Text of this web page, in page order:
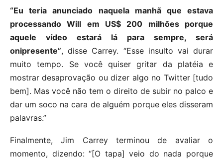
“Eu teria anunciado naquela manhã que estava
processando Will em US$ 200 milhões porque
aquele vídeo estará lá para sempre, será
onipresente”, disse Carrey. “Esse insulto vai durar
muito tempo. Se você quiser gritar da platéia e
mostrar desaprovação ou dizer algo no Twitter [tudo
bem]. Mas você não tem o direito de subir no palco e
dar um soco na cara de alguém porque eles disseram
palavras.”
Finalmente, Jim Carrey terminou de avaliar o
momento, dizendo: “[O tapa] veio do nada porque